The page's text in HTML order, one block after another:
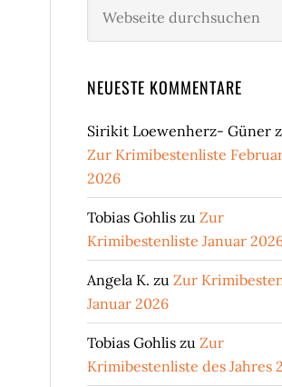
durchsuchen
NEUESTE KOMMENTARE
Sirikit Loewenherz- Güner
Zur Krimibestenliste
2026
Tobias Gohlis zu Zur
Krimibestenliste Januar
Angela K. zu Zur
Januar 2026
Tobias Gohlis zu Zur
Krimibestenliste des Jahres